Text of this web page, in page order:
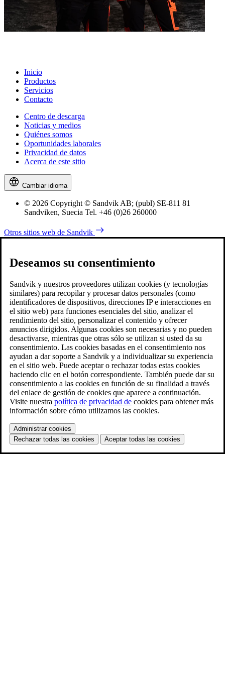
Inicio
Productos
Servicios
Contacto
Centro de descarga
Noticias y medios
Quiénes somos
Oportunidades laborales
Privacidad de datos
Acerca de este sitio
Cambiar idioma
© 2026 Copyright © Sandvik AB; (publ) SE-811 81
Sandviken, Suecia Tel. +46 (0)26 260000
Otros sitios web de Sandvik
Deseamos su consentimiento
Sandvik y nuestros proveedores utilizan cookies (y tecnologías
similares) para recopilar y procesar datos personales (como
identificadores de dispositivos, direcciones IP e interacciones en
el sitio web) para funciones esenciales del sitio, analizar el
rendimiento del sitio, personalizar el contenido y ofrecer
anuncios dirigidos. Algunas cookies son necesarias y no pueden
desactivarse, mientras que otras sólo se utilizan si usted da su
consentimiento. Las cookies basadas en el consentimiento nos
ayudan a dar soporte a Sandvik y a individualizar su experiencia
en el sitio web. Puede aceptar o rechazar todas estas cookies
haciendo clic en el botón correspondiente. También puede dar su
consentimiento a las cookies en función de su finalidad a través
del enlace de gestión de cookies que aparece a continuación.
Visite nuestra política de privacidad de cookies para obtener más
información sobre cómo utilizamos las cookies.
Administrar cookies
Rechazar todas las cookies
Aceptar todas las cookies